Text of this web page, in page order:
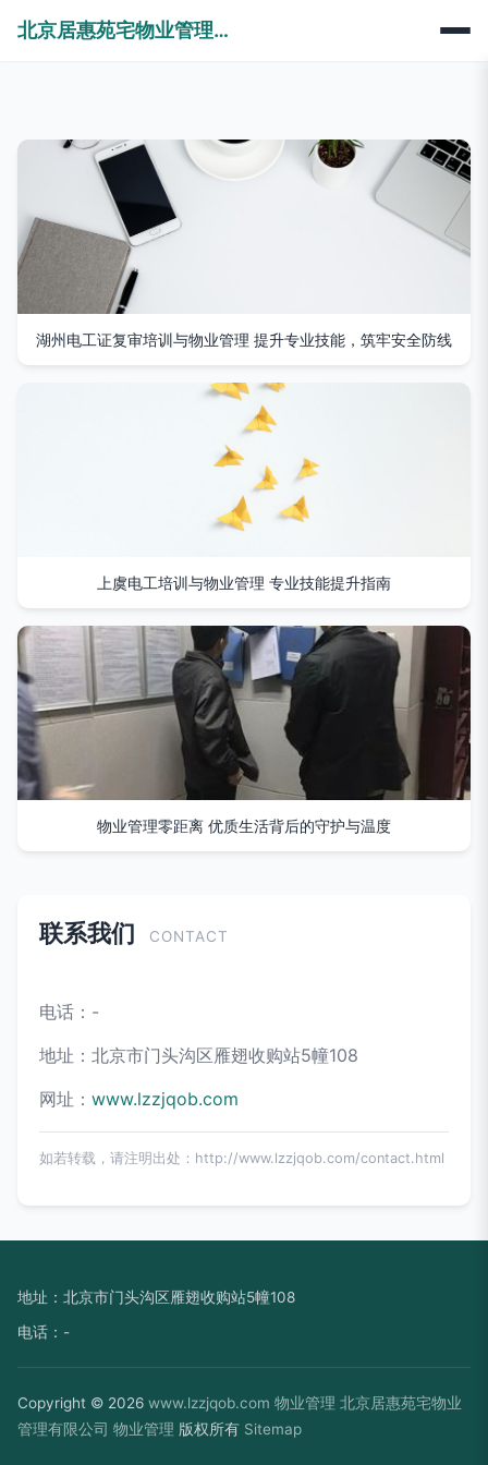
北京居惠苑宅物业管理有限公司
湖州电工证复审培训与物业管理 提升专业技能，筑牢安全防线
上虞电工培训与物业管理 专业技能提升指南
物业管理零距离 优质生活背后的守护与温度
联系我们 CONTACT
电话：-
地址：北京市门头沟区雁翅收购站5幢108
网址： www.lzzjqob.com
如若转载，请注明出处：http://www.lzzjqob.com/contact.html
地址：北京市门头沟区雁翅收购站5幢108
电话：-
Copyright © 2026 www.lzzjqob.com 物业管理 北京居惠苑宅物业
管理有限公司 物业管理 版权所有 Sitemap